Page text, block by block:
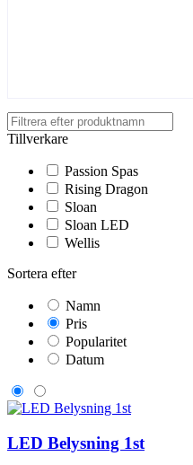
Tillverkare
Passion Spas
Rising Dragon
Sloan
Sloan LED
Wellis
Sortera efter
Namn
Pris
Popularitet
Datum
LED Belysning 1st